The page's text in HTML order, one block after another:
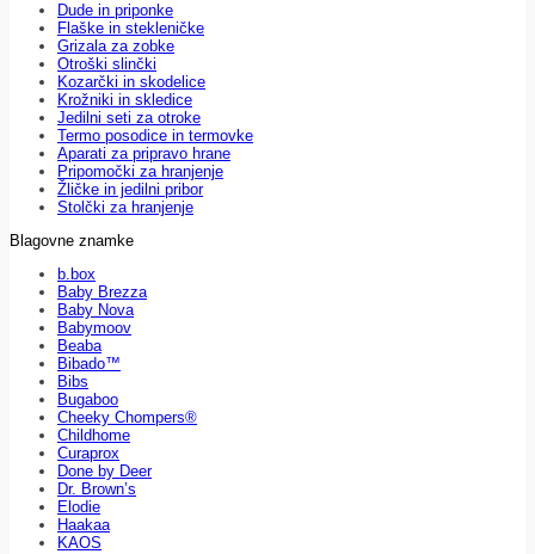
Dude in priponke
Flaške in stekleničke
Grizala za zobke
Otroški slinčki
Kozarčki in skodelice
Krožniki in skledice
Jedilni seti za otroke
Termo posodice in termovke
Aparati za pripravo hrane
Pripomočki za hranjenje
Žličke in jedilni pribor
Stolčki za hranjenje
Blagovne znamke
b.box
Baby Brezza
Baby Nova
Babymoov
Beaba
Bibado™
Bibs
Bugaboo
Cheeky Chompers®
Childhome
Curaprox
Done by Deer
Dr. Brown’s
Elodie
Haakaa
KAOS